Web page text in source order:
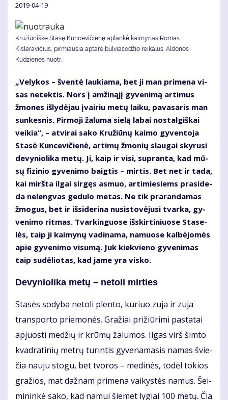
2019-04-19
Kružiūniškę Stasę Kuncevičienę aplankė kaimynas Romas
Kisleravičius, pirmiausia aptarė bulviasodžio reikalus. Aldonos
Kudzienes nuotr.
„Ve­ly­kos – šven­tė lau­kia­ma, bet ji man pri­me­na vi­
sas ne­tek­tis. Nors į am­ži­ną­jį gy­ve­ni­mą ar­ti­mus
žmo­nes iš­ly­dė­jau įvai­riu me­tų lai­ku, pa­va­sa­ris man
sun­kes­nis. Pir­mo­ji ža­lu­ma sie­lą la­bai nos­tal­giš­kai
vei­kia“, – at­vi­rai sa­ko Kru­žiū­nų kai­mo gy­ven­to­ja
Sta­sė Kun­ce­vi­čie­nė, ar­ti­mų žmo­nių slau­gai sky­ru­si
de­vy­nio­li­ka me­tų. Ji, kaip ir vi­si, su­pran­ta, kad mū­
sų fi­zi­nio gy­ve­ni­mo baig­tis – mir­tis. Bet net ir ta­da,
kai mirš­ta il­gai sir­gęs as­muo, ar­ti­mie­siems pra­si­de­
da ne­leng­vas ge­du­lo me­tas. Ne tik pra­ran­da­mas
žmo­gus, bet ir iš­si­de­ri­na nu­si­sto­vė­ju­si tvar­ka, gy­
ve­ni­mo rit­mas. Tvar­kin­guo­se iš­skir­ti­niuo­se Sta­se­
lės, taip ji kai­my­nų va­di­na­ma, na­muo­se kal­bė­jo­mės
apie gy­ve­ni­mo vi­su­mą. Juk kiek­vie­no gy­ve­ni­mas
taip su­dė­lio­tas, kad ja­me yra vis­ko.
De­vy­nio­li­ka me­tų – ne­to­li mir­ties
Sta­sės so­dy­ba ne­to­li plen­to, ku­riuo zu­ja ir zu­ja
trans­por­to prie­mo­nės. Gra­žiai pri­žiū­ri­mi pa­sta­tai
ap­juos­ti me­džių ir krū­mų ža­lu­mos. Il­gas virš šim­to
kvad­ra­ti­nių met­rų tu­rin­tis gy­ve­na­ma­sis na­mas švie­
čia nau­ju sto­gu, bet tvo­ros – me­di­nės, to­dėl to­kios
gra­žios, mat daž­nam pri­me­na vai­kys­tės na­mus. Šei­
mi­nin­kė sa­ko, kad na­mui šie­met ly­giai 100 me­tų. Čia